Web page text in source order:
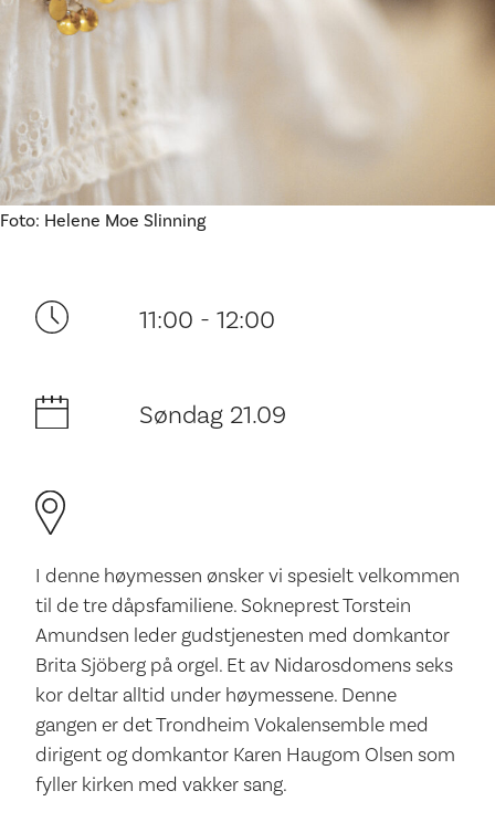
Ditt besøk
Foto: Helene Moe Slinning
11:00 - 12:00
Søndag 21.09
I denne høymessen ønsker vi spesielt velkommen
til de tre dåpsfamiliene. Sokneprest Torstein
Amundsen leder gudstjenesten med domkantor
Brita Sjöberg på orgel. Et av Nidarosdomens seks
kor deltar alltid under høymessene. Denne
gangen er det Trondheim Vokalensemble med
dirigent og domkantor Karen Haugom Olsen som
fyller kirken med vakker sang.